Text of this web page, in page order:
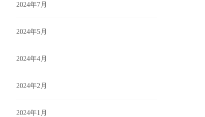
2024年7月
2024年5月
2024年4月
2024年2月
2024年1月